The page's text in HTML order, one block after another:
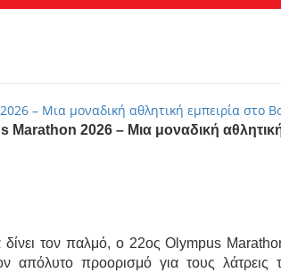
– Μια μοναδική αθλητική εμπειρία στο
2026 – Μια μοναδική
τον παλμό, ο 22ος Olympus
απόλυτο προορισμό για τους